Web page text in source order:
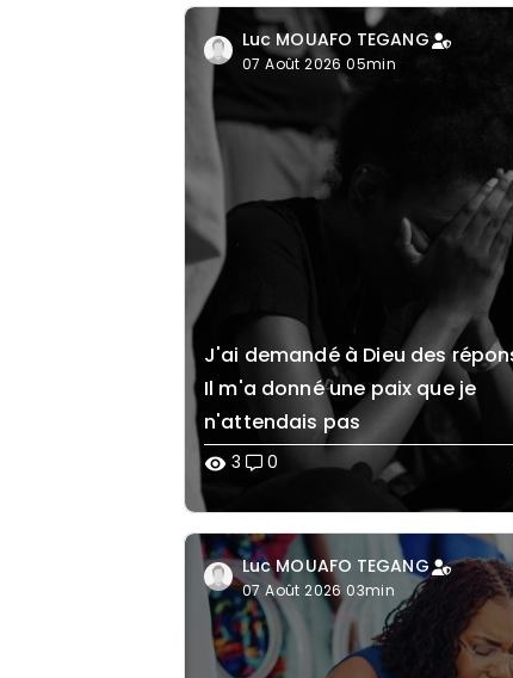
Luc MOUAFO TEGANG
07 Août 2026 05min
J'ai demandé à Dieu des
Il m'a donné une paix que je
n'attendais pas
visibility 3 0
Luc MOUAFO TEGANG
07 Août 2026 03min